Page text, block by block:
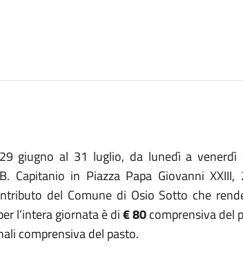
giugno al 31 luglio, da lunedì a venerdì
Capitanio in Piazza Papa Giovanni
del Comune di Osio Sotto che
l’intera giornata è di€ 80comprensiva del
comprensiva del pasto.